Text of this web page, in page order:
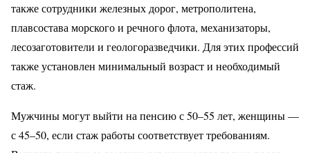
также сотрудники железных дорог, метрополитена,
плавсостава морского и речного флота, механизаторы,
лесозаготовители и геологоразведчики. Для этих профессий
также установлен минимальный возраст и необходимый
стаж.
Мужчины могут выйти на пенсию с 50–55 лет, женщины —
с 45–50, если стаж работы соответствует требованиям.